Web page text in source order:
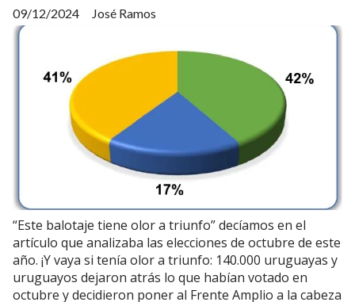
José Ramos
09/12/2024
“Este balotaje tiene olor a triunfo” decíamos en el
artículo que analizaba las elecciones de octubre de este
año. ¡Y vaya si tenía olor a triunfo: 140.000 uruguayas y
uruguayos dejaron atrás lo que habían votado en
octubre y decidieron poner al Frente Amplio a la cabeza